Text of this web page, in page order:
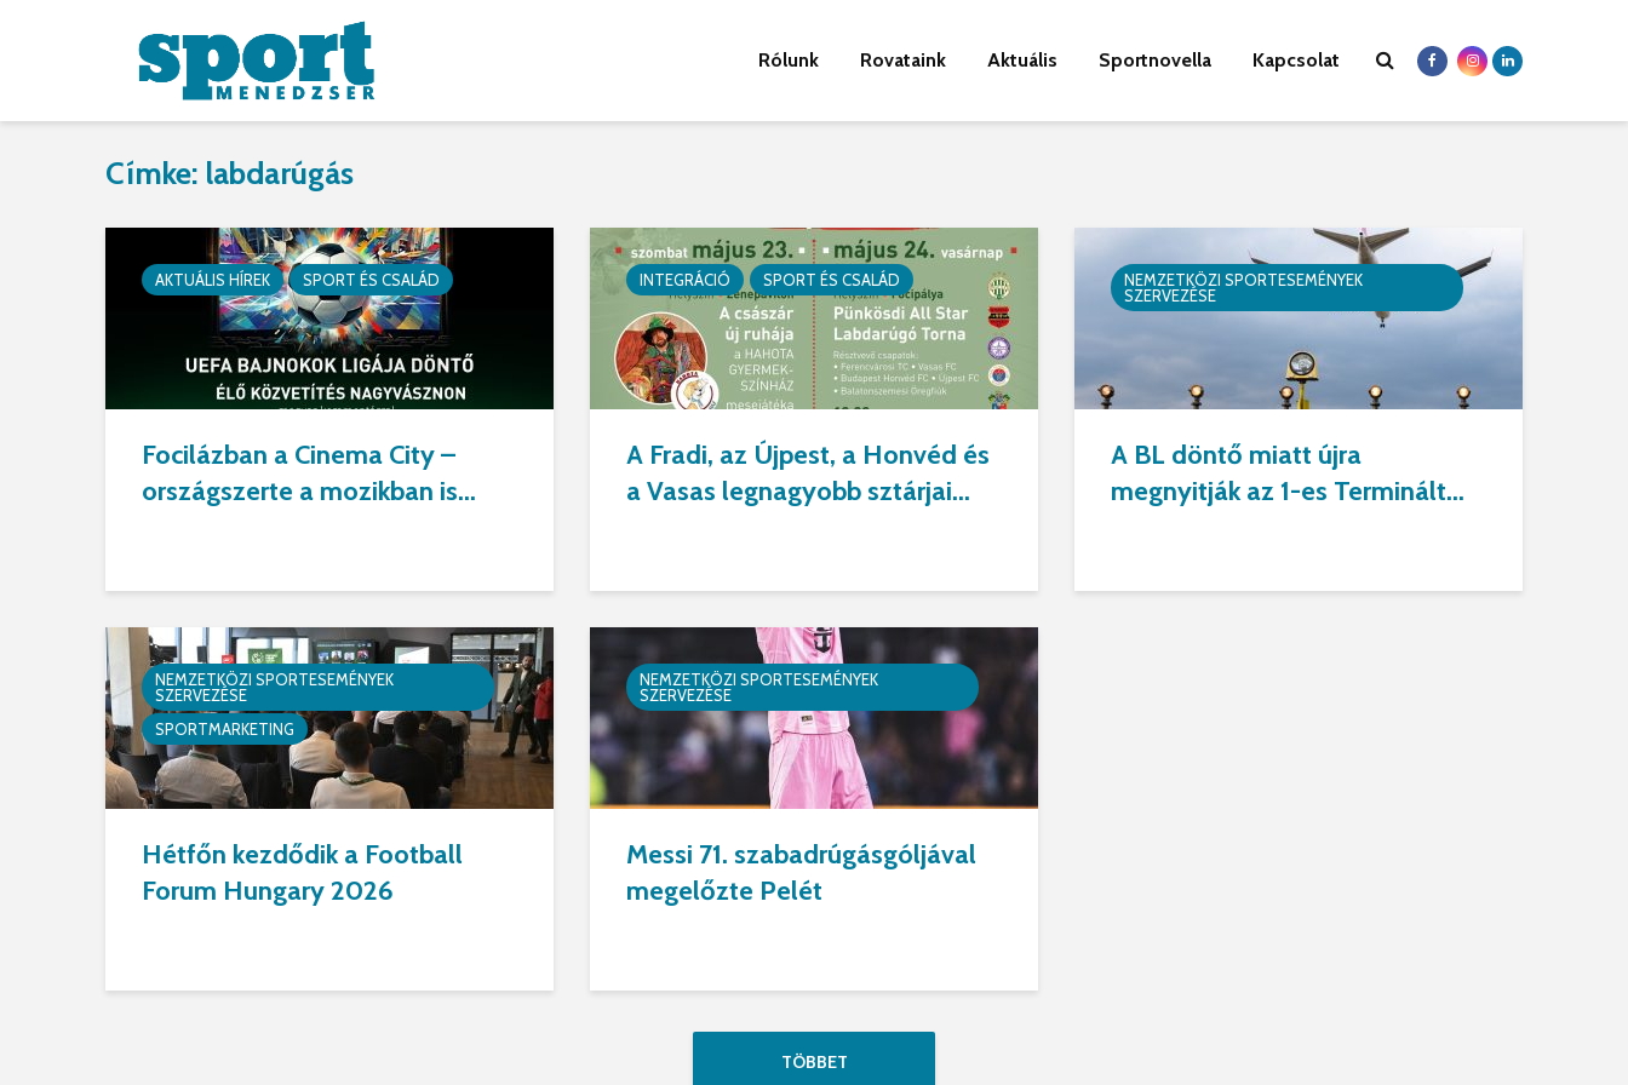
Rólunk Rovataink Aktuális Sportnovella Kapcsolat
Címke: labdarúgás
AKTUÁLIS HÍREK SPORT ÉS CSALÁD
Focilázban a Cinema City –
országszerte a mozikban is...
INTEGRÁCIÓ SPORT ÉS CSALÁD
A Fradi, az Újpest, a Honvéd és
a Vasas legnagyobb sztárjai...
NEMZETKÖZI SPORTESEMÉNYEK
SZERVEZÉSE
A BL döntő miatt újra
megnyitják az 1-es Terminált...
NEMZETKÖZI SPORTESEMÉNYEK
SZERVEZÉSE
SPORTMARKETING
Hétfőn kezdődik a Football
Forum Hungary 2026
NEMZETKÖZI SPORTESEMÉNYEK
SZERVEZÉSE
Messi 71. szabadrúgásgóljával
megelőzte Pelét
TÖBBET